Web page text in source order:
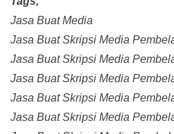
Jasa Buat Media
Jasa Buat Skripsi Media
Jasa Buat Skripsi Media
Jasa Buat Skripsi Media
Jasa Buat Skripsi Media
Jasa Buat Skripsi Media